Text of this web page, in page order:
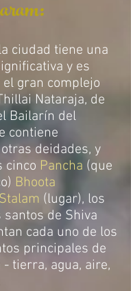
ciudad tiene una
y es
gran complejo
Nataraja, de
Bailarín del
contiene
deidades, y
cinco Pancha (que
Bhoota
Stalam (lugar), los
de Shiva
cada uno de los
principales de
tierra, agua, aire,